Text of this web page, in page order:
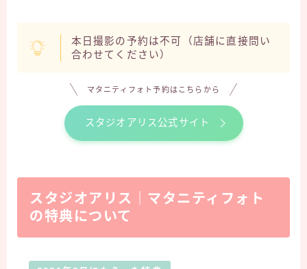
本日撮影の予約は不可（店舗に直接問い
合わせてください）
マタニティフォト予約はこちらから
スタジオアリス公式サイト
スタジオアリス｜マタニティフォト
の特典について